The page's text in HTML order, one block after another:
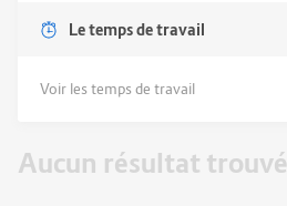
Le temps de travail
Voir les temps de travail
Aucun résultat trouvé